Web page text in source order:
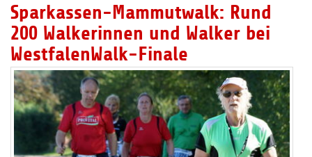
Sparkassen-Mammutwalk: Rund
200 Walkerinnen und Walker bei
WestfalenWalk-Finale